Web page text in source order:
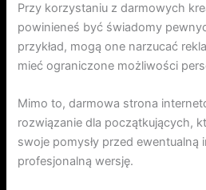
Przy korzystaniu z darmowych
powinieneś być świadomy
przykład, mogą one narzucać
mieć ograniczone możliwości
Mimo to, darmowa strona
rozwiązanie dla początkujących,
swoje pomysły przed ewentualną
profesjonalną wersję.